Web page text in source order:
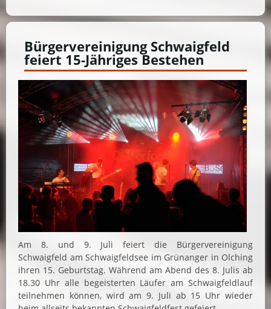
Bürgervereinigung Schwaigfeld
feiert 15-Jähriges Bestehen
Am 8. und 9. Juli feiert die Bürgervereinigung
Schwaigfeld am Schwaigfeldsee im Grünanger in Olching
ihren 15. Geburtstag. Während am Abend des 8. Julis ab
18.30 Uhr alle begeisterten Läufer am Schwaigfeldlauf
teilnehmen können, wird am 9. Juli ab 15 Uhr wieder